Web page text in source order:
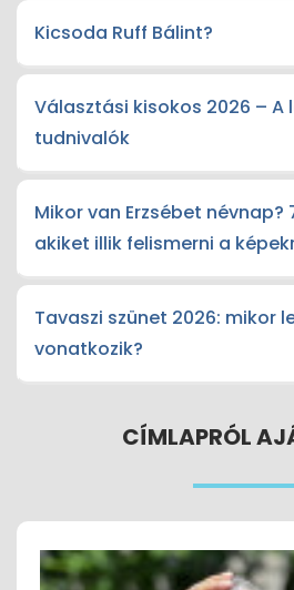
Kicsoda Ruff Bálint?
Választási kisokos 2026 –
tudnivalók
Mikor van Erzsébet névnap?
akiket illik felismerni a
Tavaszi szünet 2026: mikor
vonatkozik?
CÍMLAPRÓL